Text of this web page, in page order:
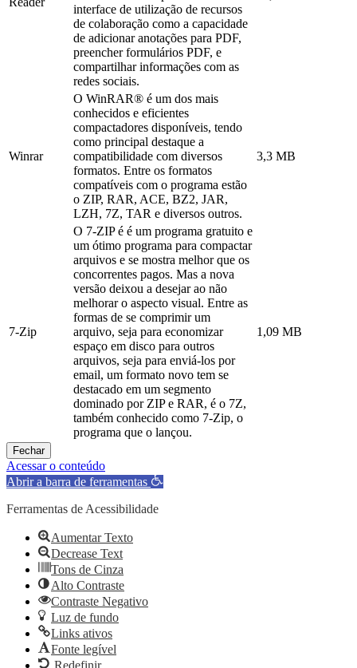
interface de utilização de recursos
de colaboração como a capacidade
de adicionar anotações para PDF,
preencher formulários PDF, e
compartilhar informações com as
redes sociais.
Winrar
O WinRAR® é um dos mais
conhecidos e eficientes
compactadores disponíveis, tendo
como principal destaque a
compatibilidade com diversos
formatos. Entre os formatos
compatíveis com o programa estão
o ZIP, RAR, ACE, BZ2, JAR,
LZH, 7Z, TAR e diversos outros.
3,3 MB
7-Zip
O 7-ZIP é é um programa gratuito e
um ótimo programa para compactar
arquivos e se mostra melhor que os
concorrentes pagos. Mas a nova
versão deixou a desejar ao não
melhorar o aspecto visual. Entre as
formas de se comprimir um
arquivo, seja para economizar
espaço em disco para outros
arquivos, seja para enviá-los por
email, um formato novo tem se
destacado em um segmento
dominado por ZIP e RAR, é o 7Z,
também conhecido como 7-Zip, o
programa que o lançou.
1,09 MB
Fechar
Acessar o conteúdo
Abrir a barra de ferramentas
Ferramentas de Acessibilidade
Aumentar Texto
Decrease Text
Tons de Cinza
Alto Contraste
Contraste Negativo
Luz de fundo
Links ativos
Fonte legível
Redefinir